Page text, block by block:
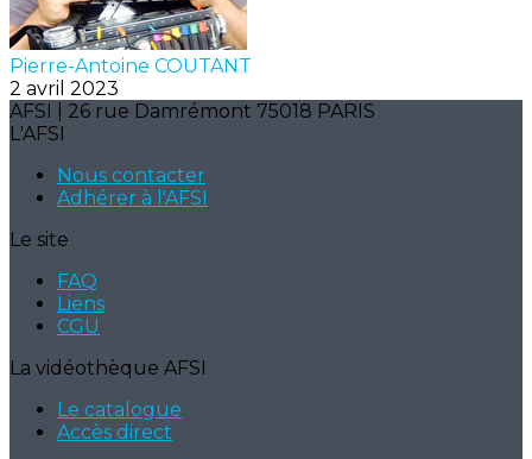
Pierre-Antoine COUTANT
2 avril 2023
AFSI | 26 rue Damrémont 75018 PARIS
L'AFSI
Nous contacter
Adhérer à l'AFSI
Le site
FAQ
Liens
CGU
La vidéothèque AFSI
Le catalogue
Accès direct